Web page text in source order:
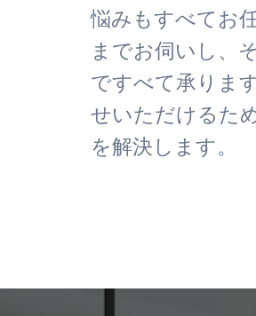
悩みもすべてお
までお伺いし、
ですべて承りま
せいただけるた
を解決します。